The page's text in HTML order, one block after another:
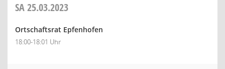
SA25.03.2023
Ortschaftsrat Epfenhofen
18:00-18:01 Uhr